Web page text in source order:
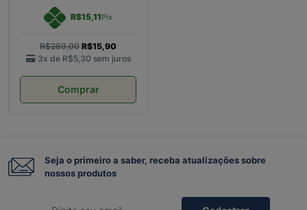
R$15,11Pix
R$289,00 R$15,90
3x de R$5,30 sem juros
Comprar
Seja o primeiro a saber, receba atualizações sobre
nossos produtos